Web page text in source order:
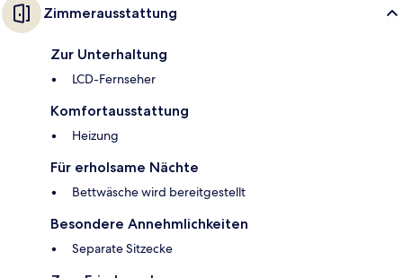
Zimmerausstattung
Zur Unterhaltung
LCD-Fernseher
Komfortausstattung
Heizung
Für erholsame Nächte
Bettwäsche wird bereitgestellt
Besondere Annehmlichkeiten
Separate Sitzecke